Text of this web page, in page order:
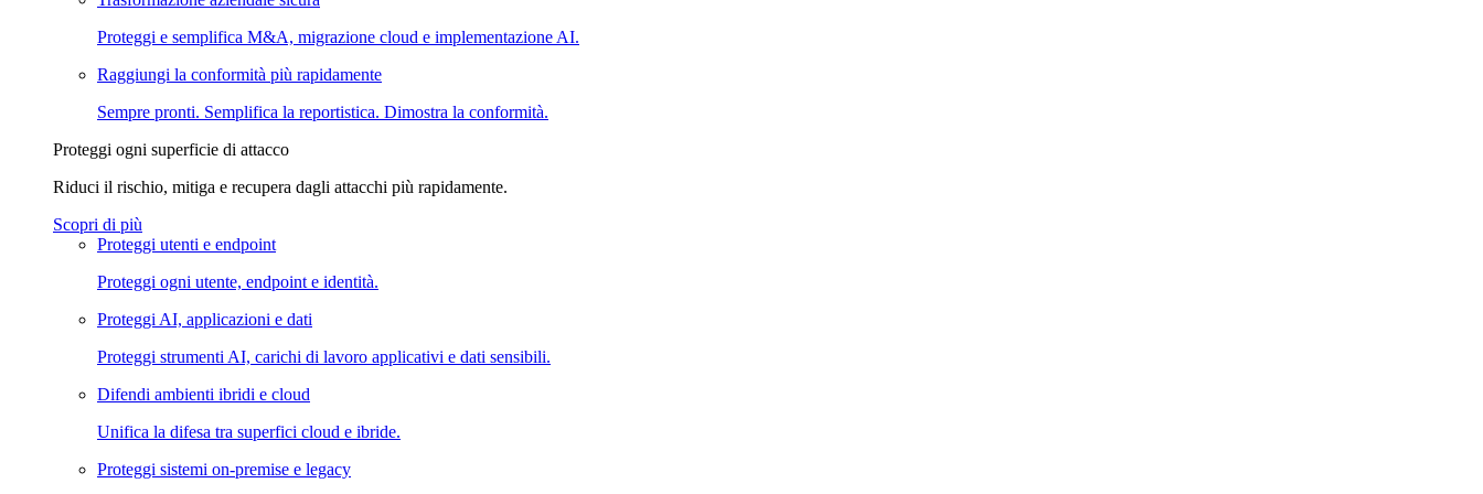
Proteggi e semplifica M&A, migrazione cloud e implementazione AI.
Raggiungi la conformità più rapidamente
Sempre pronti. Semplifica la reportistica. Dimostra la conformità.
Proteggi ogni superficie di attacco
Riduci il rischio, mitiga e recupera dagli attacchi più rapidamente.
Scopri di più
Proteggi utenti e endpoint
Proteggi ogni utente, endpoint e identità.
Proteggi AI, applicazioni e dati
Proteggi strumenti AI, carichi di lavoro applicativi e dati sensibili.
Difendi ambienti ibridi e cloud
Unifica la difesa tra superfici cloud e ibride.
Proteggi sistemi on-premise e legacy